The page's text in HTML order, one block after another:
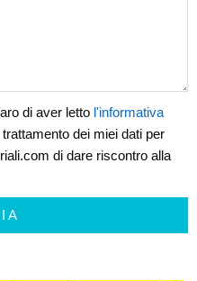
di aver letto l'informativa
dei miei dati per
di dare riscontro alla